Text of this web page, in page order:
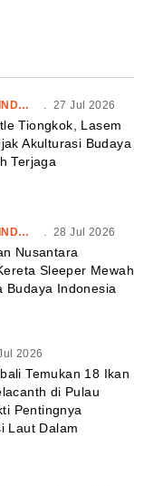
INSPIRASI INDONESIA . 27 Jul 2026
Tiongkok, Lasem
Akulturasi Budaya
Terjaga
INSPIRASI INDONESIA . 28 Jul 2026
Nusantara
Sleeper Mewah
Budaya Indonesia
2026
Temukan 18 Ikan
di Pulau
Pentingnya
Laut Dalam